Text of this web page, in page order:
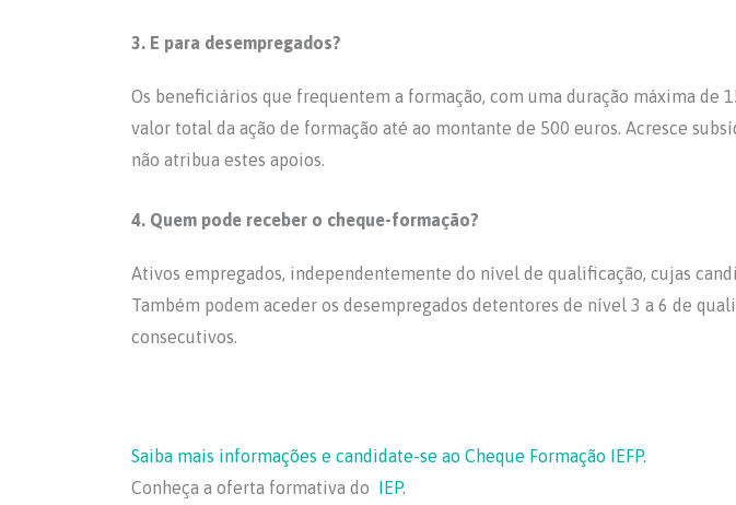
3. E para desempregados?
Os beneficiários que frequentem a formação, com uma duração máxima
valor total da ação de formação até ao montante de 500 euros. Acresce
não atribua estes apoios.
4. Quem pode receber o cheque-formação?
Ativos empregados, independentemente do nível de qualificação, cujas
Também podem aceder os desempregados detentores de nível 3 a 6 de
consecutivos.
Saiba mais informações e candidate-se ao Cheque Formação IEFP.
Conheça a oferta formativa do IEP.